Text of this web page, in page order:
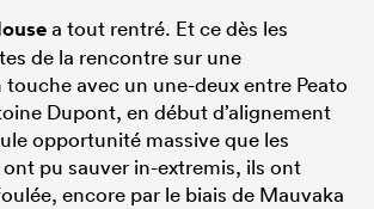
a tout rentré. Et ce dès les
de la rencontre sur une
avec un une-deux entre Peato
Dupont, en début d’alignement
opportunité massive que les
pu sauver in-extremis, ils ont
encore par le biais de Mauvaka